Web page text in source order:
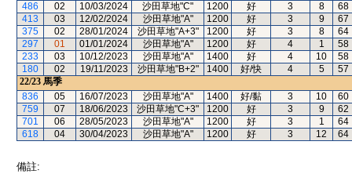
486
02 10/03/2024 沙田草地"C" 1200 好 3 8
68
413
03 12/02/2024 沙田草地"A" 1200 好 3 9
67
375
02 28/01/2024 沙田草地"A+3" 1200 好 3 8
64
297
01 01/01/2024 沙田草地"A" 1200 好 4 1
58
233
03 10/12/2023 沙田草地"A" 1400 好 4 10
58
180
02 19/11/2023 沙田草地"B+2" 1400 好/快 4 5
57
22/23 馬季
836
05 16/07/2023 沙田草地"A" 1400 好/黏 3 10
60
759
07 18/06/2023 沙田草地"C+3" 1200 好 3 9
62
701
06 28/05/2023 沙田草地"A" 1200 好 3 1
64
618
04 30/04/2023 沙田草地"A" 1200 好 3 12 64
備註: